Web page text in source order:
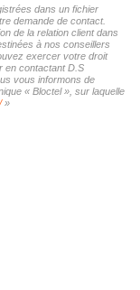
dans un fichier
demande de contact.
de la relation client dans
à nos conseillers
exercer votre droit
en contactant D.S
vous informons de
« Bloctel », sur laquelle
»